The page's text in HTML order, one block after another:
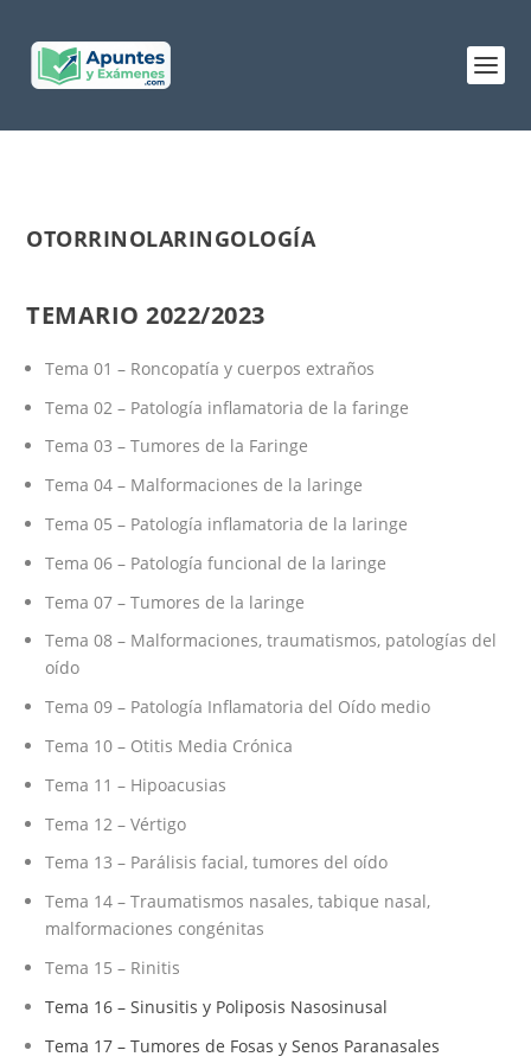
OTORRINOLARINGOLOGÍA
TEMARIO 2022/2023
Tema 01 – Roncopatía y cuerpos extraños
Tema 02 – Patología inflamatoria de la faringe
Tema 03 – Tumores de la Faringe
Tema 04 – Malformaciones de la laringe
Tema 05 – Patología inflamatoria de la laringe
Tema 06 – Patología funcional de la laringe
Tema 07 – Tumores de la laringe
Tema 08 – Malformaciones, traumatismos, patologías del
oído
Tema 09 – Patología Inflamatoria del Oído medio
Tema 10 – Otitis Media Crónica
Tema 11 – Hipoacusias
Tema 12 – Vértigo
Tema 13 – Parálisis facial, tumores del oído
Tema 14 – Traumatismos nasales, tabique nasal,
malformaciones congénitas
Tema 15 – Rinitis
Tema 16 – Sinusitis y Poliposis Nasosinusal
Tema 17 – Tumores de Fosas y Senos Paranasales